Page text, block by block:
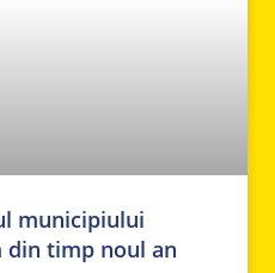
municipiului
din timp noul an